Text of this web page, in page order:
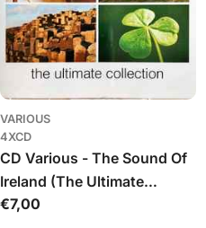
VARIOUS
4XCD
CD Various - The Sound Of
Ireland (The Ultimate
Collection)
Обычная
€7,00